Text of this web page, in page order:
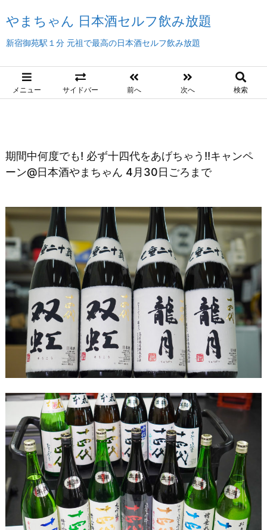
やまちゃん 日本酒セルフ飲み放題
新宿御苑駅１分 元祖で最高の日本酒セルフ飲み放題
メニュー サイドバー 前へ 次へ 検索
期間中何度でも! 必ず十四代をあげちゃう!!キャンペ
ーン@日本酒やまちゃん 4月30日ごろまで